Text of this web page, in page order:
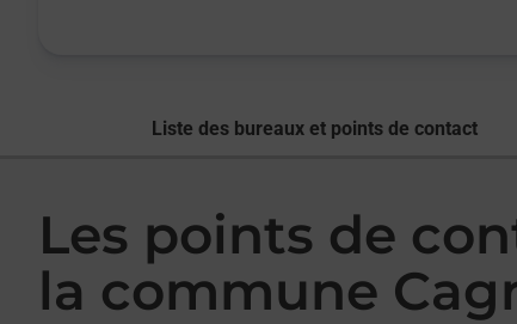
Liste des bureaux et points de contact
Les points de
la commune